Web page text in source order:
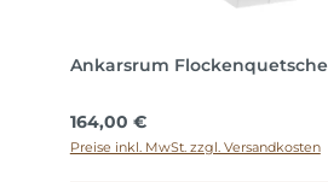
Ankarsrum Flockenquetsche
Regulärer Preis:
164,00 €
Preise inkl. MwSt. zzgl. Versandkosten